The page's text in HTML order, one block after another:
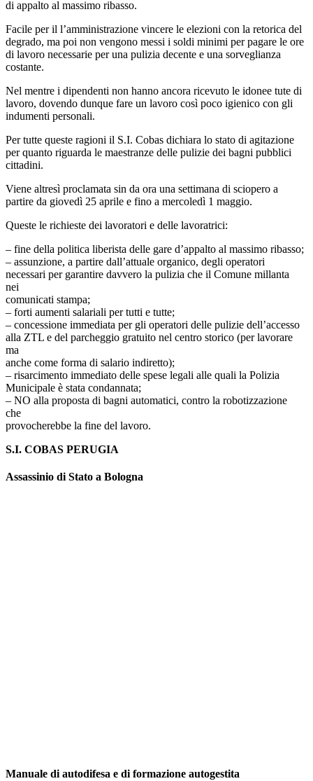
di appalto al massimo ribasso.
Facile per il l’amministrazione vincere le elezioni con la retorica del
degrado, ma poi non vengono messi i soldi minimi per pagare le ore
di lavoro necessarie per una pulizia decente e una sorveglianza
costante.
Nel mentre i dipendenti non hanno ancora ricevuto le idonee tute di
lavoro, dovendo dunque fare un lavoro così poco igienico con gli
indumenti personali.
Per tutte queste ragioni il S.I. Cobas dichiara lo stato di agitazione
per quanto riguarda le maestranze delle pulizie dei bagni pubblici
cittadini.
Viene altresì proclamata sin da ora una settimana di sciopero a
partire da giovedì 25 aprile e fino a mercoledì 1 maggio.
Queste le richieste dei lavoratori e delle lavoratrici:
– fine della politica liberista delle gare d’appalto al massimo ribasso;
– assunzione, a partire dall’attuale organico, degli operatori
necessari per garantire davvero la pulizia che il Comune millanta
nei
comunicati stampa;
– forti aumenti salariali per tutti e tutte;
– concessione immediata per gli operatori delle pulizie dell’accesso
alla ZTL e del parcheggio gratuito nel centro storico (per lavorare
ma
anche come forma di salario indiretto);
– risarcimento immediato delle spese legali alle quali la Polizia
Municipale è stata condannata;
– NO alla proposta di bagni automatici, contro la robotizzazione
che
provocherebbe la fine del lavoro.
S.I. COBAS PERUGIA
Assassinio di Stato a Bologna
Manuale di autodifesa e di formazione autogestita